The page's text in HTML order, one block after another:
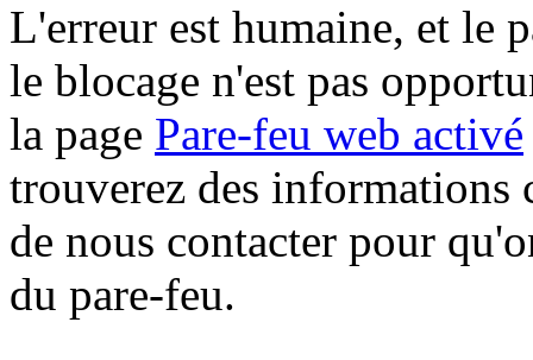
L'erreur est humaine, et le
le blocage n'est pas
la page Pare-feu web activé
trouverez des informations
de nous contacter pour
du pare-feu.